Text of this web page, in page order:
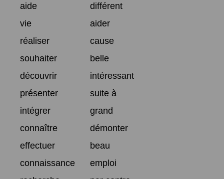
aide
différent
vie
aider
réaliser
cause
souhaiter
belle
découvrir
intéressant
présenter
suite à
intégrer
grand
connaître
démonter
effectuer
beau
connaissance
emploi